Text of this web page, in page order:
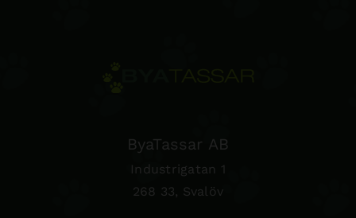
ByaTassar AB
Industrigatan 1
268 33, Svalöv